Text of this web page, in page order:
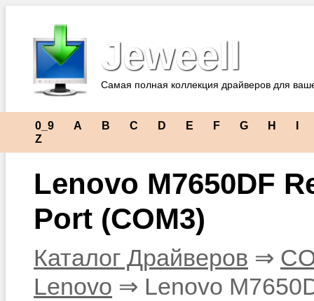
Jeweell
Самая полная коллекция драйверов для
0_9 A B C D E F G H
Z
Lenovo M7650DF
Port (COM3)
Каталог Драйверов ⇒
Lenovo ⇒ Lenovo